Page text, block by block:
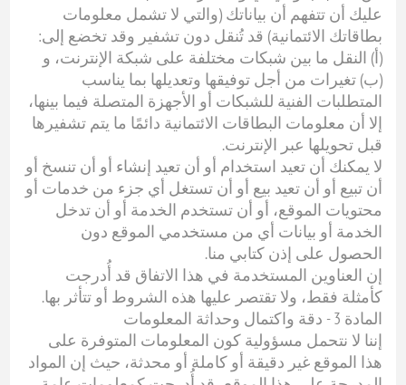
عليك أن تتفهم أن بياناتك (والتي لا تشمل معلومات
بطاقاتك الائتمانية) قد تُنقل دون تشفير وقد تخضع إلى:
(أ) النقل ما بين شبكات مختلفة على شبكة الإنترنت، و
(ب) تغيرات من أجل توفيقها وتعديلها بما يناسب
المتطلبات الفنية للشبكات أو الأجهزة المتصلة فيما بينها،
إلا أن معلومات البطاقات الائتمانية دائمًا ما يتم تشفيرها
قبل تحويلها عبر الإنترنت.
لا يمكنك أن تعيد استخدام أو أن تعيد إنشاء أو أن تنسخ أو
أن تبيع أو أن تعيد بيع أو أن تستغل أي جزء من خدمات أو
محتويات الموقع، أو أن تستخدم الخدمة أو أن تدخل
الخدمة أو بيانات أي من مستخدمي الموقع دون
الحصول على إذن كتابي منا.
إن العناوين المستخدمة في هذا الاتفاق قد أُدرجت
كأمثلة فقط، ولا تقتصر عليها هذه الشروط أو تتأثر بها.
المادة 3 - دقة واكتمال وحداثة المعلومات
إننا لا نتحمل مسؤولية كون المعلومات المتوفرة على
هذا الموقع غير دقيقة أو كاملة أو محدثة، حيث إن المواد